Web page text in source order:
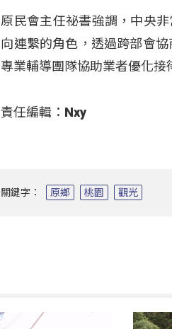
原民會主任祕書強調，中央
向連繫的角色，透過跨部會
專業輔導團隊協助業者優化接
責任編輯：Nxy
關鍵字： 原鄉 桃園 觀光